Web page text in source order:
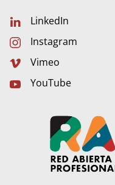
LinkedIn
Instagram
Vimeo
YouTube